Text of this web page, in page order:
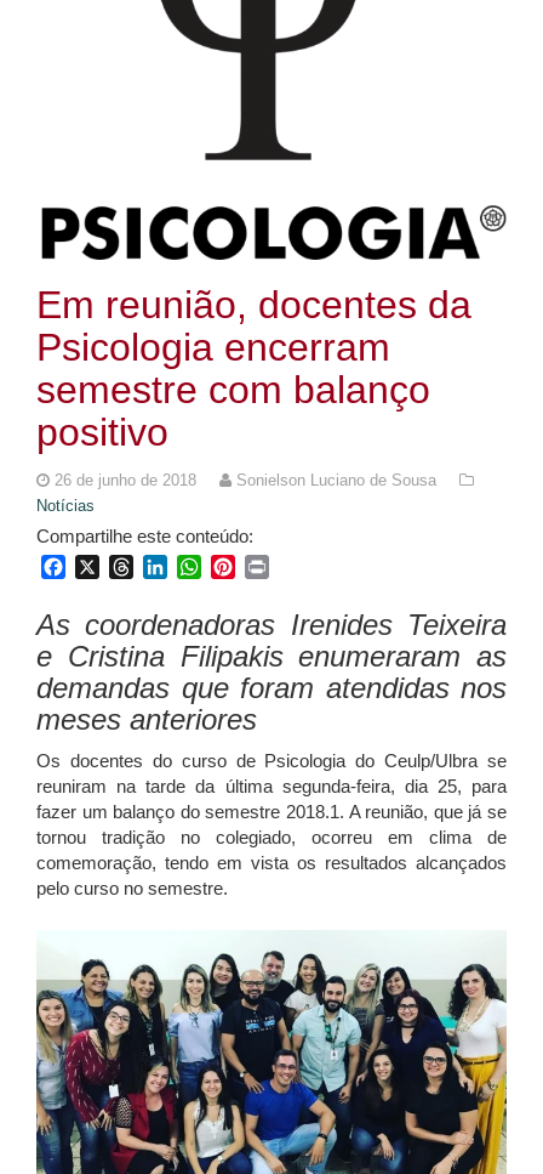
Em reunião, docentes da
Psicologia encerram
semestre com balanço
positivo
26 de junho de 2018
Sonielson Luciano de Sousa
Notícias
Compartilhe este conteúdo:
FacebookThreadsLinkedInWhatsApp
Pinterest
As coordenadoras Irenides Teixeira
e Cristina Filipakis enumeraram as
demandas que foram atendidas nos
meses anteriores
Os docentes do curso de Psicologia do Ceulp/Ulbra se
reuniram na tarde da última segunda-feira, dia 25, para
fazer um balanço do semestre 2018.1. A reunião, que já se
tornou tradição no colegiado, ocorreu em clima de
comemoração, tendo em vista os resultados alcançados
pelo curso no semestre.